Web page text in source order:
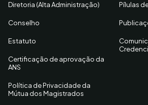
Diretoria (Alta Administração)
Conselho
Estatuto
Certificação de aprovação da
ANS
Política de Privacidade da
Mútua dos Magistrados
Pílulas